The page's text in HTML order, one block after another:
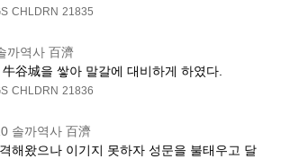
CHLDRN 21835
까역사 百濟
谷城을 쌓아 말갈에 대비하게 하였다.
CHLDRN 21836
솔까역사 百濟
해왔으나 이기지 못하자 성문을 불태우고 달